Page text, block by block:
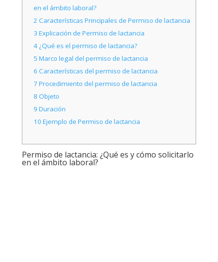
en el ámbito laboral?
2 Características Principales de Permiso de lactancia
3 Explicación de Permiso de lactancia
4 ¿Qué es el permiso de lactancia?
5 Marco legal del permiso de lactancia
6 Características del permiso de lactancia
7 Procedimiento del permiso de lactancia
8 Objeto
9 Duración
10 Ejemplo de Permiso de lactancia
Permiso de lactancia: ¿Qué es y cómo solicitarlo
en el ámbito laboral?